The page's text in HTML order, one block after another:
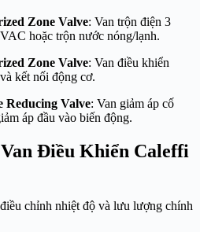
Zone Valve: Van trộn điện 3
hoặc trộn nước nóng/lạnh.
Zone Valve: Van điều khiển
kết nối động cơ.
Reducing Valve: Van giảm áp cố
áp đầu vào biến động.
Điều Khiển Caleffi
chỉnh nhiệt độ và lưu lượng chính